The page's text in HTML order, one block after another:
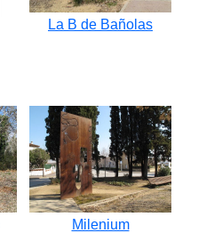
La B de Bañolas
Milenium